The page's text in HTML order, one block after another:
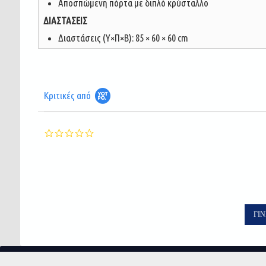
Αποσπώμενη πόρτα με διπλό κρύσταλλο
ΔΙΑΣΤΑΣΕΙΣ
Διαστάσεις (Υ×Π×Β): 85 × 60 × 60 cm
Κριτικές από
0.0